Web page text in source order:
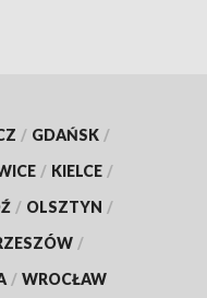
/ GDAŃSK /
/ KIELCE /
/ OLSZTYN /
/
/ WROCŁAW